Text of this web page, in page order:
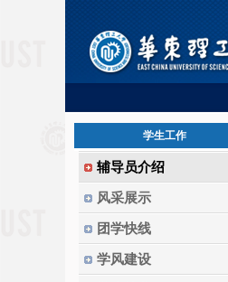
学生工作
辅导员介绍
风采展示
团学快线
学风建设